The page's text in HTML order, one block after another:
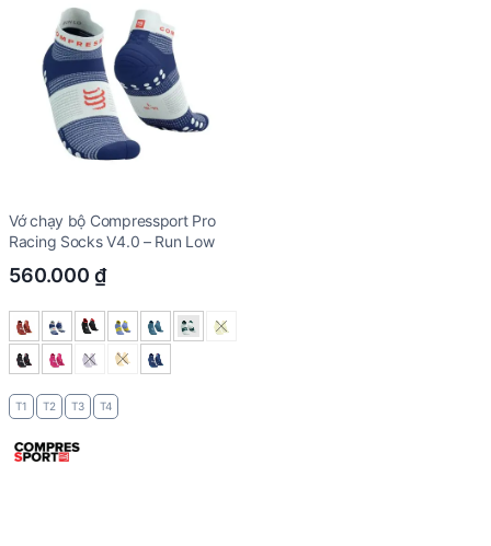
Vớ chạy bộ Compressport Pro
Racing Socks V4.0 – Run Low
560.000 ₫
T1 T2 T3 T4